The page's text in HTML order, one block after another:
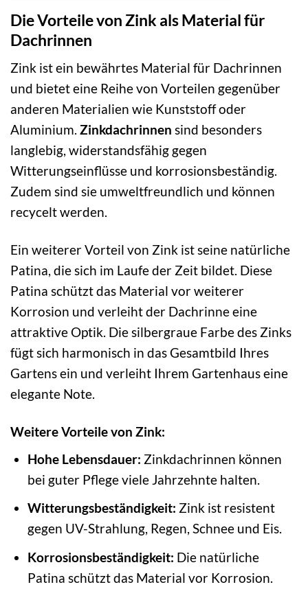
Die Vorteile von Zink als Material für
Dachrinnen
Zink ist ein bewährtes Material für Dachrinnen
und bietet eine Reihe von Vorteilen gegenüber
anderen Materialien wie Kunststoff oder
Aluminium. Zinkdachrinnen sind besonders
langlebig, widerstandsfähig gegen
Witterungseinflüsse und korrosionsbeständig.
Zudem sind sie umweltfreundlich und können
recycelt werden.
Ein weiterer Vorteil von Zink ist seine natürliche
Patina, die sich im Laufe der Zeit bildet. Diese
Patina schützt das Material vor weiterer
Korrosion und verleiht der Dachrinne eine
attraktive Optik. Die silbergraue Farbe des Zinks
fügt sich harmonisch in das Gesamtbild Ihres
Gartens ein und verleiht Ihrem Gartenhaus eine
elegante Note.
Weitere Vorteile von Zink:
Hohe Lebensdauer: Zinkdachrinnen können
bei guter Pflege viele Jahrzehnte halten.
Witterungsbeständigkeit: Zink ist resistent
gegen UV-Strahlung, Regen, Schnee und Eis.
Korrosionsbeständigkeit: Die natürliche
Patina schützt das Material vor Korrosion.